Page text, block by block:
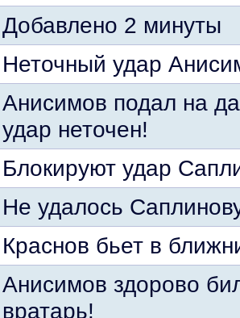
Добавлено 2 минуты
Неточный удар
Анисимов подал на
удар неточен!
Блокируют удар
Не удалось
Краснов бьет в
Анисимов здорово
вратарь!